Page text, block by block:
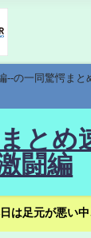
の一同驚愕ま
とめ
闘編
足元が悪い中